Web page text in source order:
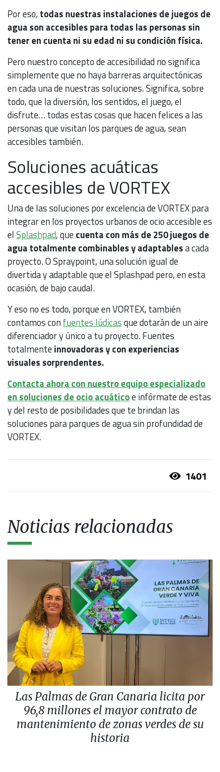
Por eso, todas nuestras instalaciones de juegos de
agua son accesibles para todas las personas sin
tener en cuenta ni su edad ni su condición física.
Pero nuestro concepto de accesibilidad no significa
simplemente que no haya barreras arquitectónicas
en cada una de nuestras soluciones. Significa, sobre
todo, que la diversión, los sentidos, el juego, el
disfrute… todas estas cosas que hacen felices a las
personas que visitan los parques de agua, sean
accesibles también.
Soluciones acuáticas
accesibles de VORTEX
Una de las soluciones por excelencia de VORTEX para
integrar en los proyectos urbanos de ocio accesible es
elSplashpad, quecuenta con más de 250 juegos de
agua totalmente combinables y adaptablesa cada
proyecto. O Spraypoint, una solución igual de
divertida y adaptable que el Splashpad pero, en esta
ocasión, de bajo caudal.
Y eso no es todo, porque en VORTEX, también
contamos confuentes lúdicasque dotarán de un aire
diferenciador y único a tu proyecto. Fuentes
totalmenteinnovadoras y con experiencias
visuales sorprendentes.
Contacta ahora con nuestro equipo especializado
en soluciones de ocio acuáticoe infórmate de estas
y del resto de posibilidades que te brindan las
soluciones para parques de agua sin profundidad de
VORTEX.
1401
Noticias relacionadas
Las Palmas de Gran Canaria licita por
96,8 millones el mayor contrato de
mantenimiento de zonas verdes de su
historia